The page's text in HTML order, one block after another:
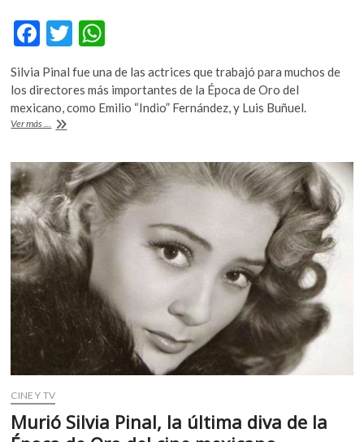
F
ac
e
b
o
o
k
T
w
itt
er
h
at
s
p
p
Silvia Pinal fue una de las actrices que trabajó para muchos de
los directores más importantes de la Época de Oro del
mexicano, como Emilio “Indio” Fernández, y Luis Buñuel.
Ver más ... La
Silvia
Pinal
CINE Y TV
Murió Silvia Pinal, la última diva de la